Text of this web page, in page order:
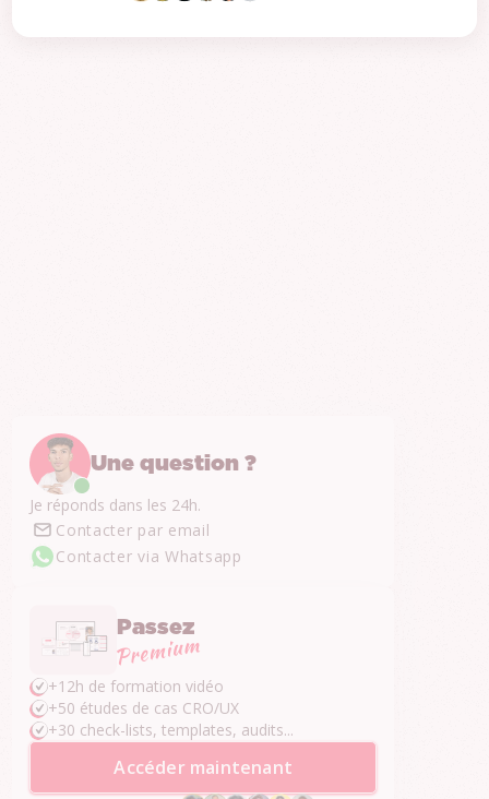
Une question ?
Je réponds dans les 24h.
Contacter par email
Contacter via Whatsapp
Passez
+12h de formation vidéo
+50 études de cas CRO/UX
+30 check-lists, templates, audits...
Accéder maintenant